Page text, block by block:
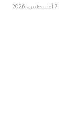
7 أغسطس، 2026